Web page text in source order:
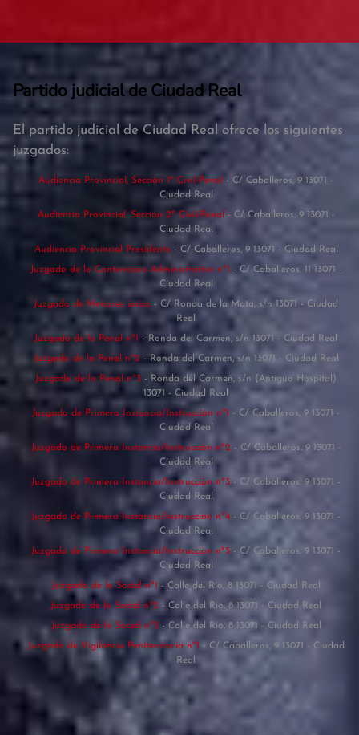
Partido judicial de Ciudad Real
El partido judicial de Ciudad Real ofrece los siguientes
juzgados:
Audiencia Provincial, Sección 1ª Civil-Penal - C/ Caballeros, 9 13071 -
Ciudad Real
Audiencia Provincial, Sección 2ª Civil-Penal - C/ Caballeros, 9 13071 -
Ciudad Real
Audiencia Provincial Presidente - C/ Caballeros, 9 13071 - Ciudad Real
Juzgado de lo Contencioso-Administrativo nº1 - C/ Caballeros, 11 13071 -
Ciudad Real
Juzgado de Menores único - C/ Ronda de la Mata, s/n 13071 - Ciudad
Real
Juzgado de lo Penal nº1 - Ronda del Carmen, s/n 13071 - Ciudad Real
Juzgado de lo Penal nº2 - Ronda del Carmen, s/n 13071 - Ciudad Real
Juzgado de lo Penal nº3 - Ronda del Carmen, s/n (Antiguo Hospital)
13071 - Ciudad Real
Juzgado de Primera Instancia/Instrucción nº1 - C/ Caballeros, 9 13071 -
Ciudad Real
Juzgado de Primera Instancia/Instrucción nº2 - C/ Caballeros, 9 13071 -
Ciudad Real
Juzgado de Primera Instancia/Instrucción nº3- C/ Caballeros, 9 13071 -
Ciudad Real
Juzgado de Primera Instancia/Instrucción nº4 - C/ Caballeros, 9 13071 -
Ciudad Real
Juzgado de Primera Instancia/Instrucción nº5 - C/ Caballeros, 9 13071 -
Ciudad Real
Juzgado de lo Social nº1- Calle del Río, 8 13071 - Ciudad Real
Juzgado de lo Social nº2 - Calle del Río, 8 13071 - Ciudad Real
Juzgado de lo Social nº3 - Calle del Río, 8 13071 - Ciudad Real
Juzgado de Vigilancia Penitenciaria nº1 - C/ Caballeros, 9 13071 - Ciudad
Real